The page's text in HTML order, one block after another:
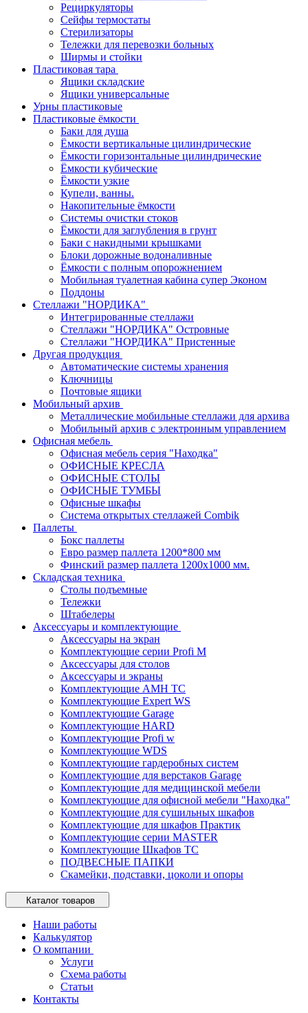
Рециркуляторы
Сейфы термостаты
Стерилизаторы
Тележки для перевозки больных
Ширмы и стойки
Пластиковая тара
Ящики складские
Ящики универсальные
Урны пластиковые
Пластиковые ёмкости
Баки для душа
Ёмкости вертикальные цилиндрические
Ёмкости горизонтальные цилиндрические
Ёмкости кубические
Ёмкости узкие
Купели, ванны.
Накопительные ёмкости
Системы очистки стоков
Ёмкости для заглубления в грунт
Баки с накидными крышками
Блоки дорожные водоналивные
Ёмкости с полным опорожнением
Мобильная туалетная кабина супер Эконом
Поддоны
Стеллажи "НОРДИКА"
Интегрированные стеллажи
Стеллажи "НОРДИКА" Островные
Стеллажи "НОРДИКА" Пристенные
Другая продукция
Автоматические системы хранения
Ключницы
Почтовые ящики
Мобильный архив
Металлические мобильные стеллажи для архива
Мобильный архив с электронным управлением
Офисная мебель
Офисная мебель серия "Находка"
ОФИСНЫЕ КРЕСЛА
ОФИСНЫЕ СТОЛЫ
ОФИСНЫЕ ТУМБЫ
Офисные шкафы
Система открытых стеллажей Combik
Паллеты
Бокс паллеты
Евро размер паллета 1200*800 мм
Финский размер паллета 1200х1000 мм.
Складская техника
Столы подъемные
Тележки
Штабелеры
Аксессуары и комплектующие
Аксессуары на экран
Комплектующие серии Profi M
Аксессуары для столов
Аксессуары и экраны
Комплектующие AMH TC
Комплектующие Expert WS
Комплектующие Garage
Комплектующие HARD
Комплектующие Profi w
Комплектующие WDS
Комплектующие гардеробных систем
Комплектующие для верстаков Garage
Комплектующие для медицинской мебели
Комплектующие для офисной мебели "Находка"
Комплектующие для сушильных шкафов
Комплектующие для шкафов Практик
Комплектующие серии MASTER
Комплектующие Шкафов ТС
ПОДВЕСНЫЕ ПАПКИ
Скамейки, подставки, цоколи и опоры
Каталог товаров
Наши работы
Калькулятор
О компании
Услуги
Схема работы
Статьи
Контакты